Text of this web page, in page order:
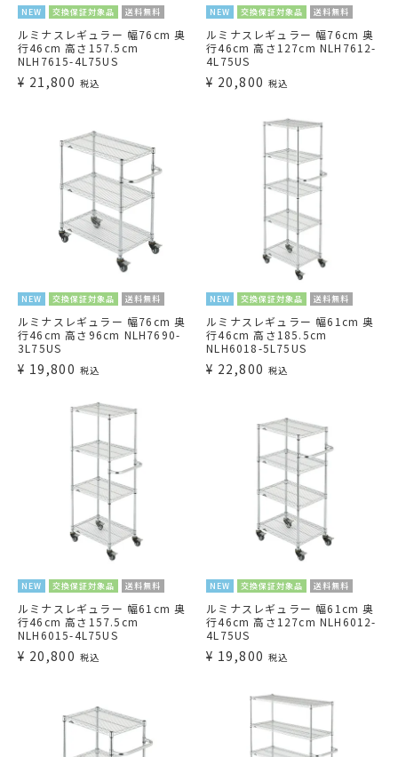
NEW 交換保証対象品 送料無料
ルミナスレギュラー 幅76cm 奥
行46cm 高さ157.5cm
NLH7615-4L75US
¥ 21,800 税込
NEW 交換保証対象品 送料無料
ルミナスレギュラー 幅76cm 奥
行46cm 高さ127cm NLH7612-
4L75US
¥ 20,800 税込
NEW 交換保証対象品 送料無料
ルミナスレギュラー 幅76cm 奥
行46cm 高さ96cm NLH7690-
3L75US
¥ 19,800 税込
NEW 交換保証対象品 送料無料
ルミナスレギュラー 幅61cm 奥
行46cm 高さ185.5cm
NLH6018-5L75US
¥ 22,800 税込
NEW 交換保証対象品 送料無料
ルミナスレギュラー 幅61cm 奥
行46cm 高さ157.5cm
NLH6015-4L75US
¥ 20,800 税込
NEW 交換保証対象品 送料無料
ルミナスレギュラー 幅61cm 奥
行46cm 高さ127cm NLH6012-
4L75US
¥ 19,800 税込